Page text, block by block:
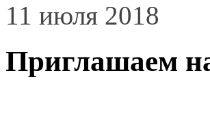
11 июля 2018
Приглашаем